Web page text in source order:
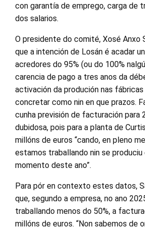
con garantía de emprego, carga de
dos salarios.
O presidente do comité, Xosé Anxo
que a intención de Losán é acadar
acredores do 95% (ou do 100%
carencia de pago a tres anos da
activación da produción nas fábricas
concretar como nin en que prazos.
cunha previsión de facturación para
dubidosa, pois para a planta de
millóns de euros “cando, en pleno
estamos traballando nin se produciu
momento deste ano”.
Para pór en contexto estes datos,
que, segundo a empresa, no ano
traballando menos do 50%, a
millóns de euros. “Non sabemos de